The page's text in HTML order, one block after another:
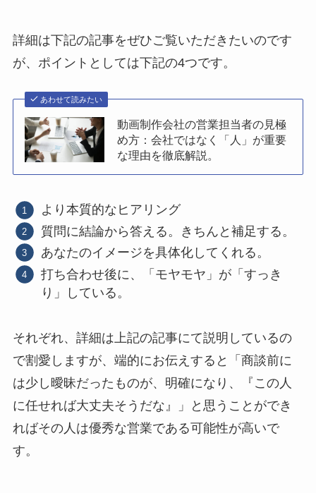
詳細は下記の記事をぜひご覧いただきたいのです
が、ポイントとしては下記の4つです。
あわせて読みたい
動画制作会社の営業担当者の見極
め方：会社ではなく「人」が重要
な理由を徹底解説。
より本質的なヒアリング
質問に結論から答える。きちんと補足する。
あなたのイメージを具体化してくれる。
打ち合わせ後に、「モヤモヤ」が「すっき
り」している。
それぞれ、詳細は上記の記事にて説明しているの
で割愛しますが、端的にお伝えすると「商談前に
は少し曖昧だったものが、明確になり、『この人
に任せれば大丈夫そうだな』」と思うことができ
ればその人は優秀な営業である可能性が高いで
す。